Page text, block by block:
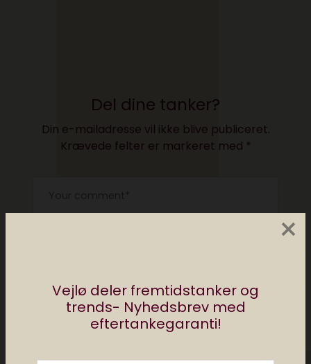
Vejlø deler fremtidstanker og
trends- Nyhedsbrev med
eftertankegaranti!
×
Del dine tanker?
Din e-mailadresse vil ikke blive publiceret.
Krævede felter er markeret med *